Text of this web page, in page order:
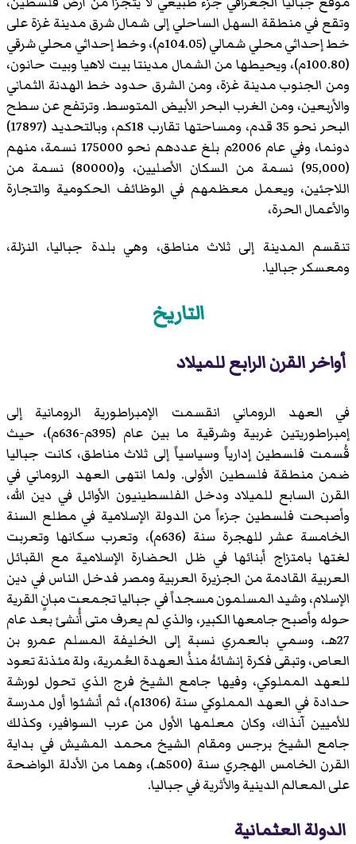
وتقع في منطقة السهل الساحلي إلى شمال شرق مدينة غزة على
خط إحداثي محلي شمالي (104.05م)، وخط إحداثي محلي شرقي
(100.80م)، ويحيطها من الشمال مدينتا بيت لاهيا وبيت حانون،
ومن الجنوب مدينة غزة، ومن الشرق حدود خط الهدنة الثماني
والأربعين، ومن الغرب البحر الأبيض المتوسط. وترتفع عن سطح
البحر نحو 35 قدم، ومساحتها تقارب 18كم، وبالتحديد (17897)
دونما، وفي عام 2006م بلغ عددهم نحو 175000 نسمة، منهم
(95,000) نسمة من السكان الأصليين، و(80000) نسمة من
اللاجئين، ويعمل معظمهم في الوظائف الحكومية والتجارة
والأعمال الحرة،
تنقسم المدينة إلى ثلاث مناطق، وهي بلدة جباليا، النزلة،
ومعسكر جباليا.
التاريخ
أواخر القرن الرابع للميلاد
في العهد الروماني انقسمت الإمبراطورية الرومانية إلى
إمبراطوريتين غربية وشرقية ما بين عام (395م-636م)، حيث
قُسمت فلسطين إدارياً وسياسياً إلى ثلاث مناطق، كانت جباليا
ضمن منطقة فلسطين الأولى. ولما انتهى العهد الروماني في
القرن السابع للميلاد ودخل الفلسطينيون الأوائل في دين الله،
وأصبحت فلسطين جزءاً من الدولة الإسلامية في مطلع السنة
الخامسة عشر للهجرة سنة (636م)، وتعرب سكانها وتعربت
لغتها بامتزاج أبنائها في ظل الحضارة الإسلامية مع القبائل
العربية القادمة من الجزيرة العربية ومصر فدخل الناس في دين
الإسلام، وشيد المسلمون مسجداً في جباليا تجمعت مبانٍ القرية
حوله وأصبح جامعها الكبير، والذي لم يعرف متى أُنشئ بعد عام
27هـ، وسمي بالعمري نسبة إلى الخليفة المسلم عمرو بن
العاص، وتبقى فكرة إنشائهُ منذُ العهدة العُمرية، ولة مئذنة تعود
للعهد المملوكي، وفيها جامع الشيخ فرج الذي تحول لورشة
حدادة في العهد المملوكي سنة (1306م)، ثم أنشئوا أول مدرسة
للأميين آنذاك، وكان معلمها الأول من عرب السوافير، وكذلك
جامع الشيخ برجس ومقام الشيخ محمد المشيش في بداية
القرن الخامس الهجري سنة (500هـ)، وهما من الأدلة الواضحة
على المعالم الدينية والأثرية في جباليا.
الدولة العثمانية